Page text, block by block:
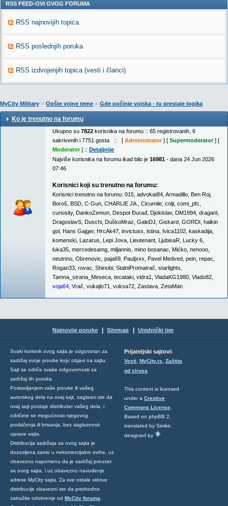
RSS FEED-OVI OVOG FORUMA
RSS najnovijih topica
RSS poslednjih poruka
RSS izdvojenjih topica (vesti i članci)
MyCity Military » Opšte vojne teme » Gde počinje vojska - tu prestaje logika
Ko je trenutno na forumu
Ukupno su 7822 korisnika na forumu :: 65 registrovanih, 6
sakrivenih i 7751 gosta :: [ Administrator] [ Supermoderator] [
Moderator] :: Detaljnije
Najviše korisnika na forumu ikad bilo je 16981 - dana 24 Jun 2026
07:46
Korisnici koji su trenutno na forumu:
Korisnici trenutno na forumu: 015 advokat84 Armadillo Ben Roj
Boroš BSD C-Gun CHARLIE JA. Cicumile colji comi_pfc
curiosity, DankoZemun Despot Đurađ Djokislav, DM1994 draganl
DragoslavS Duschi DuškoMraz GaleDJ Giskard GORDI halkin
gol Hans Gajger, HrcAk47 invictuss istina Ivica1102 kaskadija
komenski Lazarus Lepi Jova Lieutenant LjubisaR Lucky 6
luka35 mercedesamg miljannis mino bosanac Mićko nenooo
neutrino Obrenovic paja69 Pauljxxx Pavel Medved pein repac
Rogan33 rovac Shinobi StalniPromatrač starlights
Tamna_strana_Meseca tecataki vidra1 VladaKG1980 Vlado82
voja64 Vrač vukajlo71 vuksa72 Zastava ZetaMan
Najnovije poruke Sitemap Urednički tim
Svaki korisnik ovog sajta je odgovoran za
sadržaj svoje poruke koju objavi na sajtu.
Sajt se odriče svake odgovornosti za
sadržaj tih poruka.
Postavljanjem vaše poruke ili vašeg
autorskog dela na ovaj sajt, saglasni ste da
ovaj sajt postaje distributer vašeg dela, i
odričete se mogućnosti njegovog
povlačenja ili brisanja, bez saglasnosti
uprave sajta.
Distribucija sadržaja sa ovog sajta je
dozvoljena samo u nekomercijalne svrhe, uz
obaveznu napomenu da je sadržaj preuzet
sa ovog sajta, i uz obavezno navođenje
adrese MyCity sajta. Za sve ostale vidove
distribucije obavezni ste da prethodno
zatražite odobrenje od MyCity foruma
Prijateljski sajtovi:
Vesti, MyCity.rs, Zaštita
od virusa
This content is licensed
under a Creative
Commons License
Based on phpBB 2,
translated by Simke,
designed by